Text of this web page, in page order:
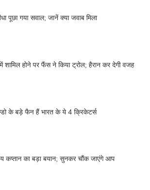
पूछा गया सवाल; जानें क्या जवाब मिला
होने पर फैंस ने किया ट्रोल; हैरान कर देगी वजह
के बड़े फैन हैं भारत के ये 4 क्रिकेटर्स
कप्तान का बड़ा बयान; सुनकर चौंक जाएंगे आप